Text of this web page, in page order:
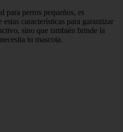
para perros pequeños, es
características para garantizar
sino que también brinde la
tu mascota.